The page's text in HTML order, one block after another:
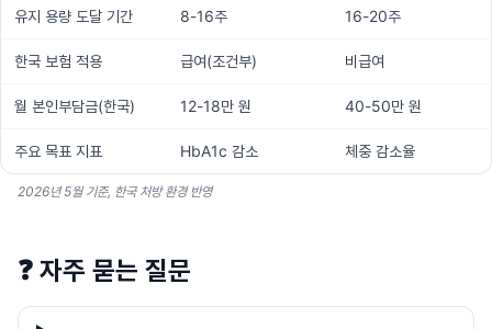
유지 용량 도달 기간 8-16주 16-20주
한국 보험 적용 급여(조건부) 비급여
월 본인부담금(한국) 12-18만 원 40-50만 원
주요 목표 지표 HbA1c 감소 체중 감소율
2026년 5월 기준, 한국 처방 환경 반영
❓ 자주 묻는 질문